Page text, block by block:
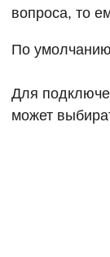
вопроса, то
По
Для
может